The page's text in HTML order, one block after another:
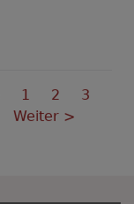
Seite
1
Aktuelle
Seite
2 Seite
3
Nächste
Weiter >